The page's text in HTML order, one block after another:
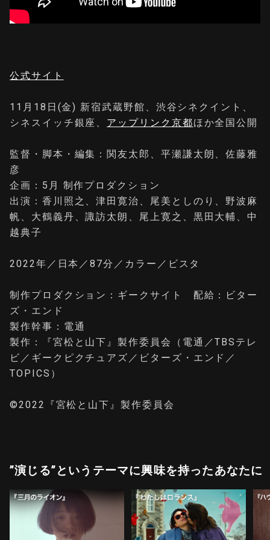
公式サイト
11月18日(金) 新宿武蔵野館、渋谷シネクイント、
シネスイッチ銀座、 アップリンク京都ほか全国公開
監督・脚本・編集：関友太郎、平瀬謙太朗、佐藤雅
彦
企画：5月 制作プロダクション
出演：香川照之、津田寛治、尾美としのり、野波麻
帆、大鶴義丹、諏訪太朗、尾上寛之、黒田大輔、中
越典子
2022年／日本／87分／カラー／ビスタ
制作プロダクション：ギークサイト 配給：ビター
ズ・エンド
製作幹事：電通
製作：『宮松と山下』製作委員会（電通／TBSテレ
ビ／ギークピクチュアズ／ビターズ・エンド／
TOPICS）
©2022『宮松と山下』製作委員会
”演じる”というテーマに興味を持ったあなたに